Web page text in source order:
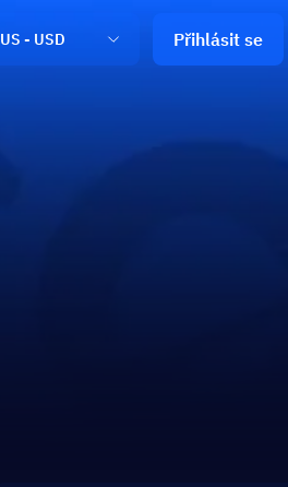
US - USD Přihlásit se